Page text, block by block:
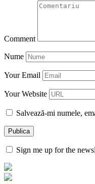
Comment
Nume
Your Email
Your Website
Salvează-mi numele,
Sign me up for the